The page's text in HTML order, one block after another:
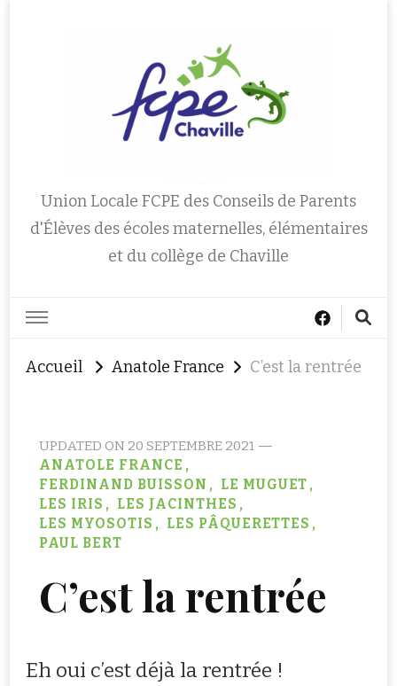
Union Locale FCPE des Conseils de Parents
d'Élèves des écoles maternelles, élémentaires
et du collège de Chaville
Accueil Anatole France C’est la rentrée
UPDATED ON 20 SEPTEMBRE 2021
ANATOLE FRANCE
FERDINAND BUISSON
LE MUGUET
LES IRIS
LES JACINTHES
LES MYOSOTIS
LES PÂQUERETTES
PAUL BERT
C’est la rentrée
Eh oui c’est déjà la rentrée !